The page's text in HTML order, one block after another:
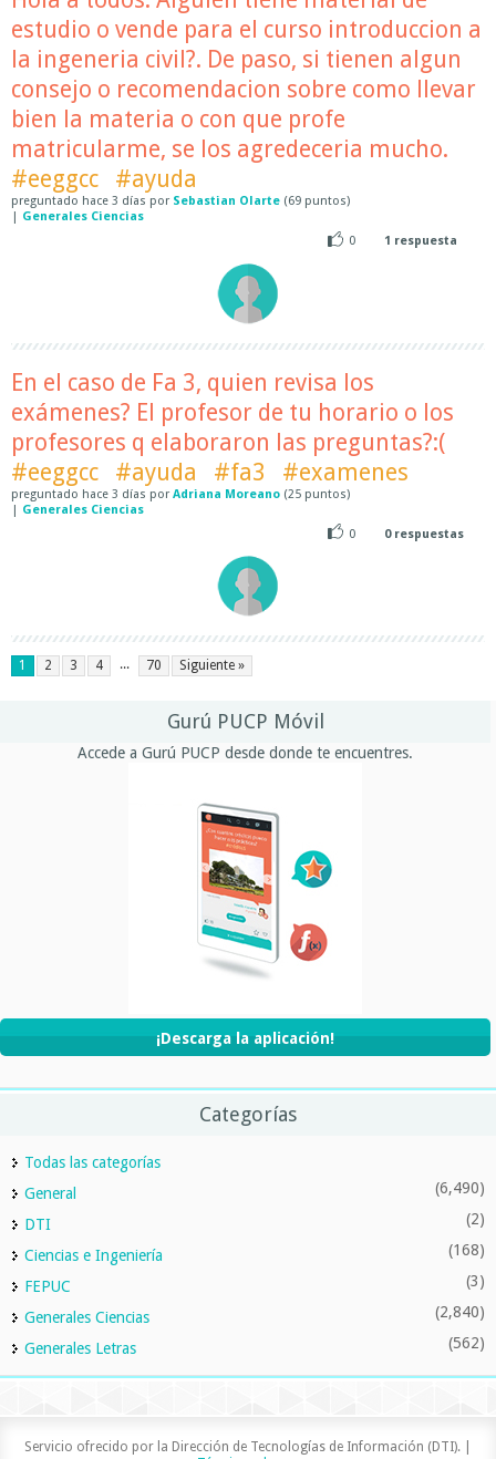
estudio o vende para el curso introduccion a
la ingeneria civil?. De paso, si tienen algun
consejo o recomendacion sobre como llevar
bien la materia o con que profe
matricularme, se los agredeceria mucho.
#eeggcc
#ayuda
preguntado hace 3 días por Sebastian Olarte (69 puntos)
| Generales Ciencias
0
1 respuesta
En el caso de Fa 3, quien revisa los
exámenes? El profesor de tu horario o los
profesores q elaboraron las preguntas?:(
#eeggcc
#ayuda #fa3 #examenes
preguntado hace 3 días por Adriana Moreano (25 puntos)
| Generales Ciencias
0
0respuestas
1 2 3 4 ... 70 Siguiente »
Gurú PUCP Móvil
Accede a Gurú PUCP desde donde te encuentres.
¡Descarga la aplicación!
Categorías
Todas las categorías
General
(6,490)
DTI (2)
Ciencias e Ingeniería (168)
FEPUC (3)
Generales Ciencias (2,840)
Generales Letras (562)
Servicio ofrecido por la Dirección de Tecnologías de Información (DTI). |